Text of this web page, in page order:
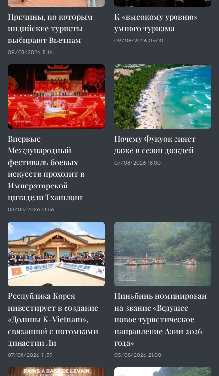
Причины, по которым
индийские туристы
выбирают Вьетнам
09/08/2026 11:16
К «высокому уровню»
умного туризма
09/08/2026 05:00
Впервые
Международный
фестиваль боевых
искусств проходит в
Императорской
цитадели Тханглонг
08/08/2026 13:56
Почему Фукуок сияет
даже в сезон дождей
07/08/2026 18:00
Республика Корея
инвестирует в создание
«Долины K-Vietnam»,
связанной с потомками
династии Ли
07/08/2026 11:59
Ниньбинь номинирован
на звание «Ведущее
новое туристическое
направление Азии 2026
года»
05/08/2026 21:00